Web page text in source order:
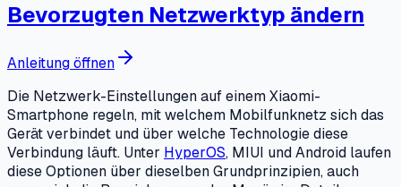
Bevorzugten Netzwerktyp ändern
Anleitung öffnen
Die Netzwerk-Einstellungen auf einem Xiaomi-
Smartphone regeln, mit welchem Mobilfunknetz sich das
Gerät verbindet und über welche Technologie diese
Verbindung läuft. Unter HyperOS, MIUI und Android laufen
diese Optionen über dieselben Grundprinzipien, auch